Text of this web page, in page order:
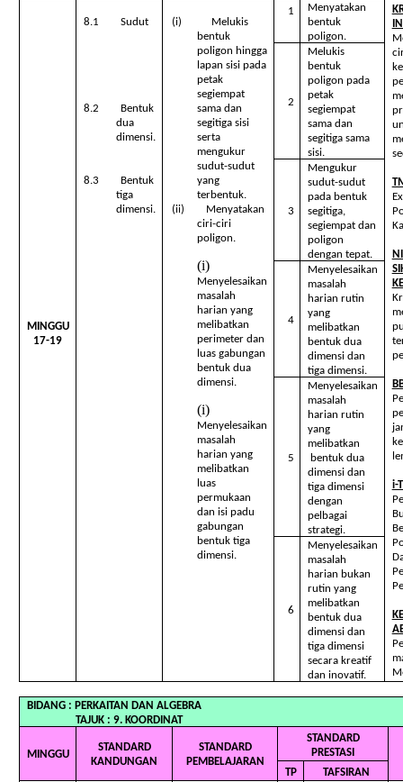
MINGGU
17-19
8.1 Sudut
8.2 Bentuk
dua
dimensi.
8.3 Bentuk
tiga
dimensi.
(i) Melukis
bentuk
poligon hingga
lapan sisi pada
petak
segiempat
sama dan
segitiga sisi
serta
mengukur
sudut-sudut
yang
terbentuk.
(ii) Menyatakan
ciri-ciri
poligon.
Menyelesaikan
masalah
harian yang
melibatkan
perimeter dan
luas gabungan
bentuk dua
dimensi.
Menyelesaikan
masalah
harian yang
melibatkan
luas
permukaan
dan isi padu
gabungan
bentuk tiga
dimensi.
1
Menyatakan
bentuk
poligon.
i-
2
Melukis
bentuk
poligon pada
petak
segiempat
sama dan
segitiga sama
sisi.
3
Mengukur
sudut-sudut
pada bentuk
segitiga,
segiempat dan
poligon
dengan tepat.
4
Menyelesaikan
masalah
harian rutin
yang
melibatkan
bentuk dua
dimensi dan
tiga dimensi.
5
Menyelesaikan
masalah
harian rutin
yang
melibatkan
bentuk dua
dimensi dan
tiga dimensi
dengan
pelbagai
strategi.
6
Menyelesaikan
masalah
harian bukan
rutin yang
melibatkan
bentuk dua
dimensi dan
tiga dimensi
secara kreatif
dan inovatif.
BIDANG : PERKAITAN DAN
TAJUK : 9. KOORDINAT
MINGGU
STANDARD
KANDUNGAN
STANDARD
PEMBELAJARAN
STANDARD
PRESTASI
TP
TAFSIRAN